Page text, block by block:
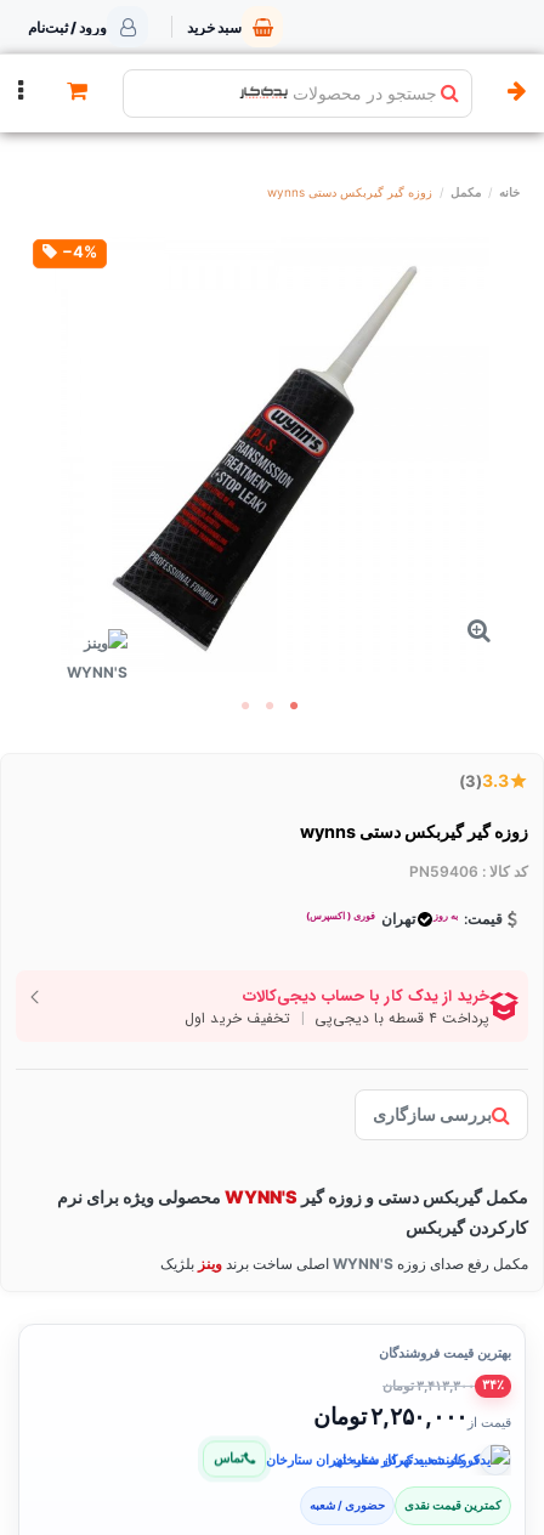
سبد خرید ورود / ثبت‌نام
جستجو در محصولات
خانه مکمل زوزه گیر گیربکس دستی wynns
‎−4%
3.3
(3)
زوزه گیر گیربکس دستی wynns
کد کالا : PN59406
قیمت: به روز تهران فوری ( اکسپرس)
بررسی سازگاری
مکمل گیربکس دستی و زوزه گیر WYNN'S محصولی ویژه برای نرم
کارکردن گیربکس
مکمل رفع صدای زوزه WYNN'S اصلی ساخت برند وینز بلژیک
بهترین قیمت فروشندگان
۳۴٪ ۳,۴۱۳,۳۰۰ تومان
قیمت از ۲,۲۵۰,۰۰۰ تومان
فروشنده: یدک کار شعبه تهران ستارخان تماس
کمترین قیمت نقدی حضوری / شعبه